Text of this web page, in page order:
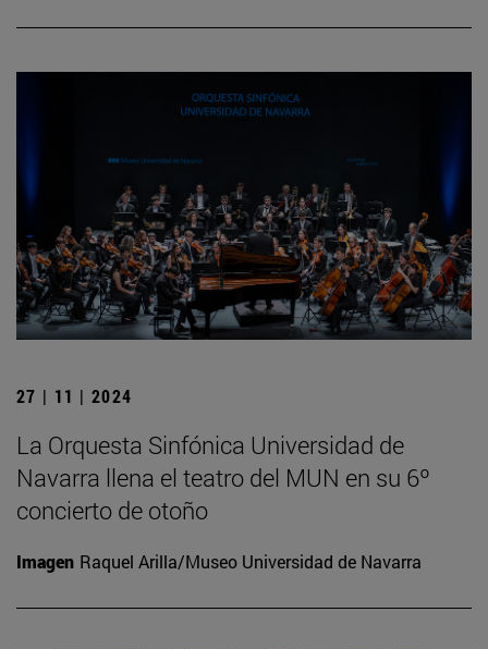
27 | 11 | 2024
La Orquesta Sinfónica Universidad de
Navarra llena el teatro del MUN en su 6º
concierto de otoño
Imagen Raquel Arilla/Museo Universidad de Navarra